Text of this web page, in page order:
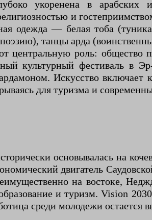
укоренена в
и
одежда — белая тоба
танцы арда
центральную роль: общество
культурный фестиваль в
Искусство включает
для туризма и
основывалась на
двигатель
на востоке,
и туризм. Vision
среди молодежи